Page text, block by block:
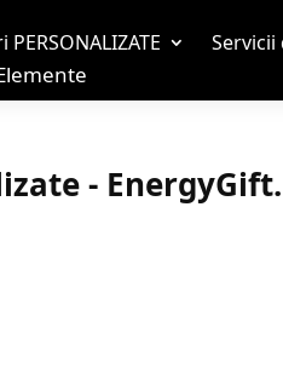
PERSONALIZATE
-